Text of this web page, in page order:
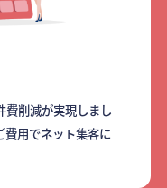
費削減が実現しまし
費用でネット集客に